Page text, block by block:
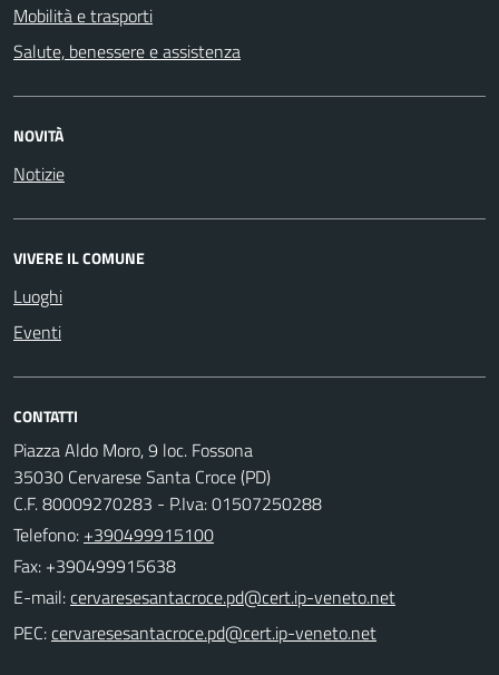
Mobilità e trasporti
Salute, benessere e assistenza
NOVITÀ
Notizie
VIVERE IL COMUNE
Luoghi
Eventi
CONTATTI
Piazza Aldo Moro, 9 loc. Fossona
35030 Cervarese Santa Croce (PD)
C.F. 80009270283 - P.Iva: 01507250288
Telefono: +390499915100
Fax: +390499915638
E-mail:
PEC: